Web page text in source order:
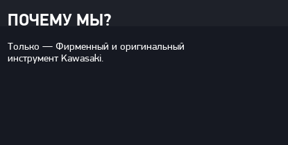
ПОЧЕМУ МЫ?
Только — Фирменный и оригинальный
инструмент Kawasaki.